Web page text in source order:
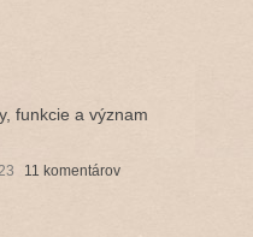
funkcie a význam
11 komentárov